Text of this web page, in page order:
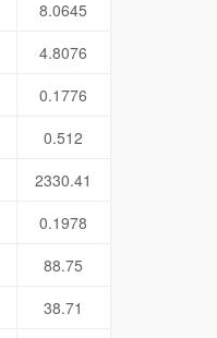
8.0645
4.8076
0.1776
0.512
2330.41
0.1978
88.75
38.71